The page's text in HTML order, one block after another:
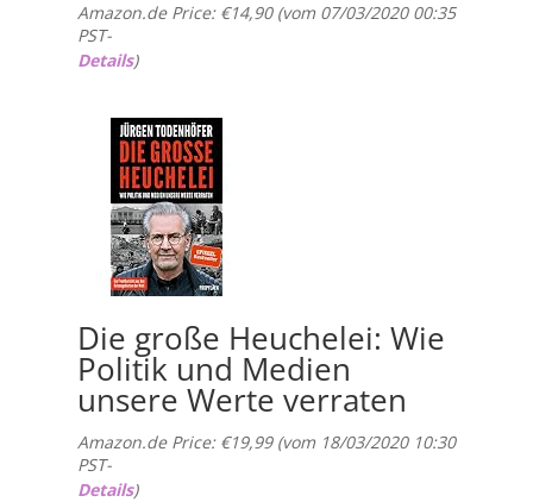
Amazon.de Price: €14,90(vom 07/03/2020 00:35
PST-
Details)
Die große Heuchelei: Wie
Politik und Medien
unsere Werte verraten
Amazon.de Price: €19,99(vom 18/03/2020 10:30
PST-
Details)